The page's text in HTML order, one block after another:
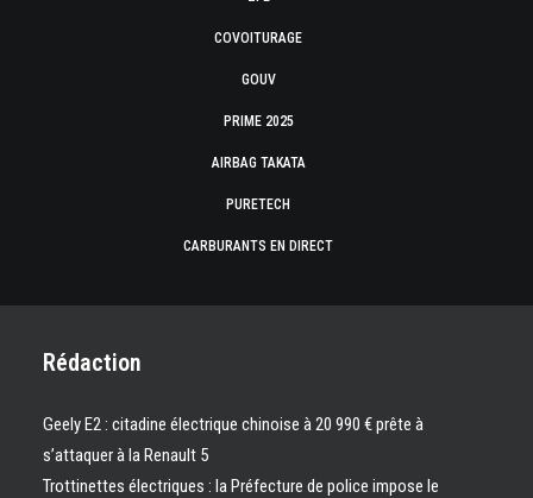
COVOITURAGE
GOUV
PRIME 2025
AIRBAG TAKATA
PURETECH
CARBURANTS EN DIRECT
Rédaction
Geely E2 : citadine électrique chinoise à 20 990 € prête à
s’attaquer à la Renault 5
Trottinettes électriques : la Préfecture de police impose le